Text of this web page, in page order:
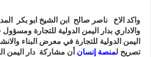
واكد الاخ ناصر صالح ابن الشيخ ابو بكر
والاداري بدار اليمن الدولية للتجارة
اليمن الدولية للتجارة في معرض البناء
تصريح لمنصة إنسان أن مشاركة دار اليمن